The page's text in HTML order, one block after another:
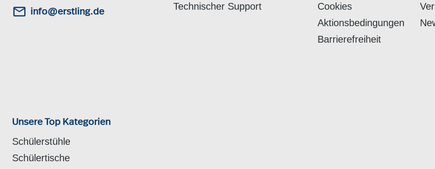
info@erstling.de
Technischer Support
Cookies
Aktionsbedingungen
Barrierefreiheit
Unsere Top Kategorien
Schülerstühle
Schülertische